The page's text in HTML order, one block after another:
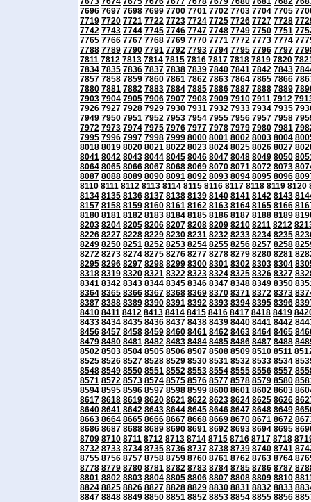
7696 7697 7698 7699 7700 7701 7702 7703 7704 7705
7719 7720 7721 7722 7723 7724 7725 7726 7727 7728
7742 7743 7744 7745 7746 7747 7748 7749 7750 7751
7765 7766 7767 7768 7769 7770 7771 7772 7773 7774
7788 7789 7790 7791 7792 7793 7794 7795 7796 7797
7811 7812 7813 7814 7815 7816 7817 7818 7819 7820
7834 7835 7836 7837 7838 7839 7840 7841 7842 7843
7857 7858 7859 7860 7861 7862 7863 7864 7865 7866
7880 7881 7882 7883 7884 7885 7886 7887 7888 7889
7903 7904 7905 7906 7907 7908 7909 7910 7911 7912
7926 7927 7928 7929 7930 7931 7932 7933 7934 7935
7949 7950 7951 7952 7953 7954 7955 7956 7957 7958
7972 7973 7974 7975 7976 7977 7978 7979 7980 7981
7995 7996 7997 7998 7999 8000 8001 8002 8003 8004
8018 8019 8020 8021 8022 8023 8024 8025 8026 8027
8041 8042 8043 8044 8045 8046 8047 8048 8049 8050
8064 8065 8066 8067 8068 8069 8070 8071 8072 8073
8087 8088 8089 8090 8091 8092 8093 8094 8095 8096
8110 8111 8112 8113 8114 8115 8116 8117 8118 8119 8120
8134 8135 8136 8137 8138 8139 8140 8141 8142 8143
8157 8158 8159 8160 8161 8162 8163 8164 8165 8166
8180 8181 8182 8183 8184 8185 8186 8187 8188 8189
8203 8204 8205 8206 8207 8208 8209 8210 8211 8212
8226 8227 8228 8229 8230 8231 8232 8233 8234 8235
8249 8250 8251 8252 8253 8254 8255 8256 8257 8258
8272 8273 8274 8275 8276 8277 8278 8279 8280 8281
8295 8296 8297 8298 8299 8300 8301 8302 8303 8304
8318 8319 8320 8321 8322 8323 8324 8325 8326 8327
8341 8342 8343 8344 8345 8346 8347 8348 8349 8350
8364 8365 8366 8367 8368 8369 8370 8371 8372 8373
8387 8388 8389 8390 8391 8392 8393 8394 8395 8396
8410 8411 8412 8413 8414 8415 8416 8417 8418 8419
8433 8434 8435 8436 8437 8438 8439 8440 8441 8442
8456 8457 8458 8459 8460 8461 8462 8463 8464 8465
8479 8480 8481 8482 8483 8484 8485 8486 8487 8488
8502 8503 8504 8505 8506 8507 8508 8509 8510 8511
8525 8526 8527 8528 8529 8530 8531 8532 8533 8534
8548 8549 8550 8551 8552 8553 8554 8555 8556 8557
8571 8572 8573 8574 8575 8576 8577 8578 8579 8580
8594 8595 8596 8597 8598 8599 8600 8601 8602 8603
8617 8618 8619 8620 8621 8622 8623 8624 8625 8626
8640 8641 8642 8643 8644 8645 8646 8647 8648 8649
8663 8664 8665 8666 8667 8668 8669 8670 8671 8672
8686 8687 8688 8689 8690 8691 8692 8693 8694 8695
8709 8710 8711 8712 8713 8714 8715 8716 8717 8718
8732 8733 8734 8735 8736 8737 8738 8739 8740 8741
8755 8756 8757 8758 8759 8760 8761 8762 8763 8764
8778 8779 8780 8781 8782 8783 8784 8785 8786 8787
8801 8802 8803 8804 8805 8806 8807 8808 8809 8810
8824 8825 8826 8827 8828 8829 8830 8831 8832 8833
8847 8848 8849 8850 8851 8852 8853 8854 8855 8856